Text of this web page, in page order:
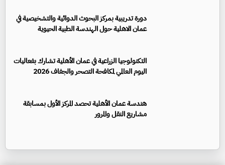
دورة تدريبية بمركز البحوث الدوائية والتشخيصية في
عمان الاهلية حول الهندسة الطبية الحيوية
التكنولوجيا الزراعية في عمان الأهلية تشارك بفعاليات
اليوم العالمي لمكافحة التصحر والجفاف 2026
هندسة عمان الأهلية تحصد المركز الأول بمسابقة
مشاريع النقل والمرور